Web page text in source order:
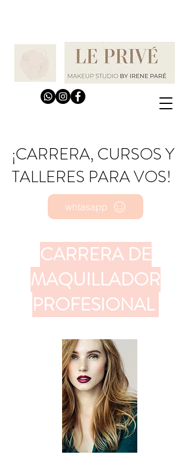
¡CARRERA, CURSOS Y
TALLERES PARA VOS!
whtasapp
CARRERA DE
MAQUILLADOR
PROFESIONAL